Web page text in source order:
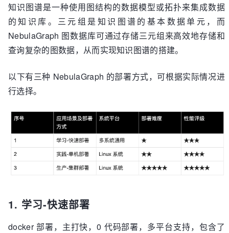
知识图谱是一种使用图结构的数据模型或拓扑来集成数据
的知识库。三元组是知识图谱的基本数据单元，而
NebulaGraph 图数据库可通过存储三元组来高效地存储和
查询复杂的图数据，从而实现知识图谱的搭建。
以下有三种 NebulaGraph 的部署方式，可根据实际情况进
行选择。
1. 学习-快速部署
docker 部署，主打快，0 代码部署，多平台支持，包含了